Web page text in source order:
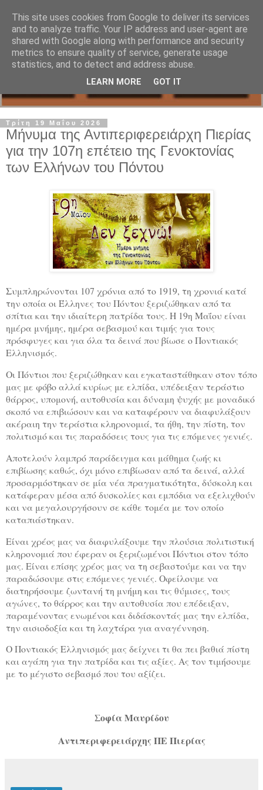
Τρίτη 19 Μαΐου 2026
Μήνυμα της Αντιπεριφερειάρχη Πιερίας
για την 107η επέτειο της Γενοκτονίας
των Ελλήνων του Πόντου
Συμπληρώνονται 107 χρόνια από το 1919, τη χρονιά κατά
την οποία οι Έλληνες του Πόντου ξεριζώθηκαν από τα
σπίτια και την ιδιαίτερη πατρίδα τους. Η 19η Μαΐου είναι
ημέρα μνήμης, ημέρα σεβασμού και τιμής για τους
πρόσφυγες και για όλα τα δεινά που βίωσε ο Ποντιακός
Ελληνισμός.
Οι Πόντιοι που ξεριζώθηκαν και εγκαταστάθηκαν στον τόπο
μας με φόβο αλλά κυρίως με ελπίδα, υπέδειξαν τεράστιο
θάρρος, υπομονή, αυτοθυσία και δύναμη ψυχής με μοναδικό
σκοπό να επιβιώσουν και να καταφέρουν να διαφυλάξουν
ακέραιη την τεράστια κληρονομιά, τα ήθη, την πίστη, τον
πολιτισμό και τις παραδόσεις τους για τις επόμενες γενιές.
Αποτελούν λαμπρό παράδειγμα και μάθημα ζωής κι
επιβίωσης καθώς, όχι μόνο επιβίωσαν από τα δεινά, αλλά
προσαρμόστηκαν σε μία νέα πραγματικότητα, δύσκολη και
κατάφεραν μέσα από δυσκολίες και εμπόδια να εξελιχθούν
και να μεγαλουργήσουν σε κάθε τομέα με τον οποίο
καταπιάστηκαν.
Είναι χρέος μας να διαφυλάξουμε την πλούσια πολιτιστική
κληρονομιά που έφεραν οι ξεριζωμένοι Πόντιοι στον τόπο
μας. Είναι επίσης χρέος μας να τη σεβαστούμε και να την
παραδώσουμε στις επόμενες γενιές. Οφείλουμε να
διατηρήσουμε ζωντανή τη μνήμη και τις θύμισες, τους
αγώνες, το θάρρος και την αυτοθυσία που επέδειξαν,
παραμένοντας ενωμένοι και διδάσκοντάς μας την ελπίδα,
την αισιοδοξία και τη λαχτάρα για αναγέννηση.
Ο Ποντιακός Ελληνισμός μας δείχνει τι θα πει βαθιά πίστη
και αγάπη για την πατρίδα και τις αξίες. Ας τον τιμήσουμε
με το μέγιστο σεβασμό που του αξίζει.
Σοφία Μαυρίδου
Αντιπεριφερειάρχης ΠΕ Πιερίας
This site uses cookies from Google to deliver its services
and to analyze traffic. Your IP address and user-agent are
shared with Google along with performance and security
metrics to ensure quality of service, generate usage
statistics, and to detect and address abuse.
LEARN MORE GOT IT